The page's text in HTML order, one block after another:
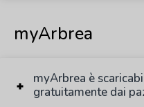
myArbrea
myArbrea è
gratuitamente dai